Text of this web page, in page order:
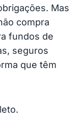
Mas
compra
fundos de
seguros
que têm